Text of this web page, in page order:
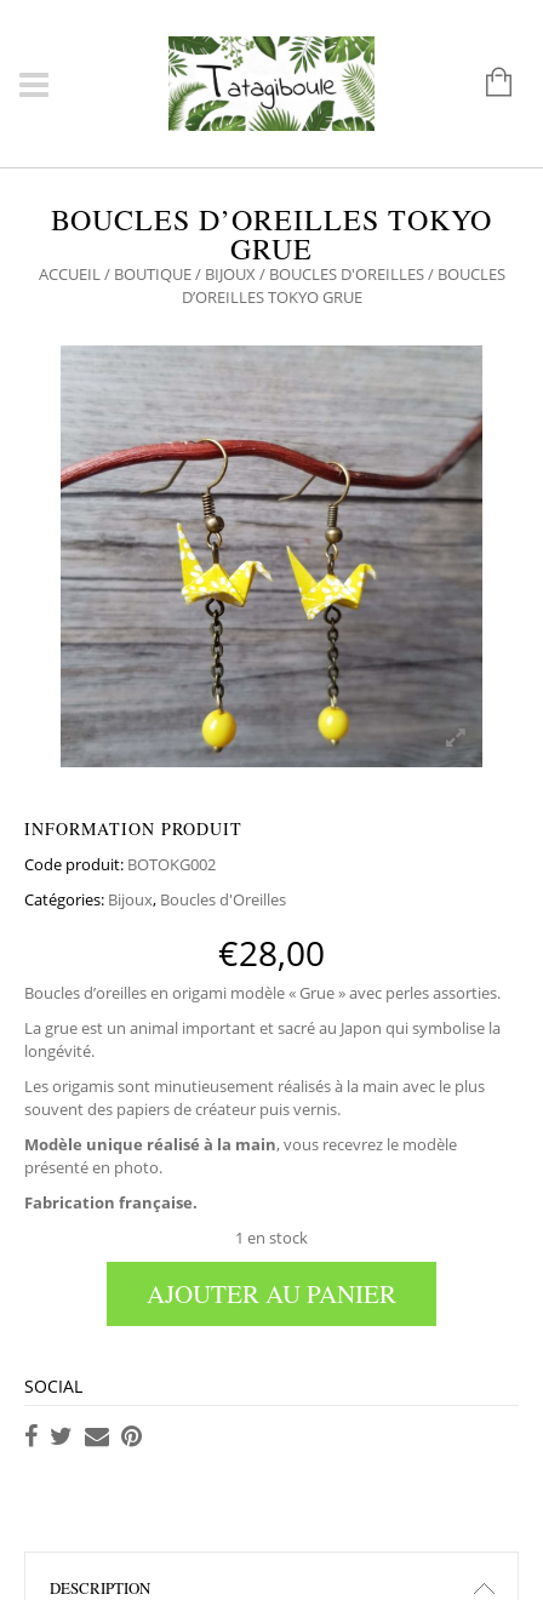
BOUCLES D’OREILLES TOKYO
GRUE
ACCUEIL/ BOUTIQUE/ BIJOUX / BOUCLES D'OREILLES/ BOUCLES
D’OREILLES TOKYO GRUE
INFORMATION PRODUIT
Code produit: BOTOKG002
Catégories: Bijoux, Boucles d'Oreilles
€28,00
Boucles d’oreilles en origami modèle « Grue » avec perles assorties.
La grue est un animal important et sacré au Japon qui symbolise la
longévité.
Les origamis sont minutieusement réalisés à la main avec le plus
souvent des papiers de créateur puis vernis.
Modèle unique réalisé à la main, vous recevrez le modèle
présenté en photo.
Fabrication française.
1 en stock
AJOUTER AU PANIER
SOCIAL
DESCRIPTION